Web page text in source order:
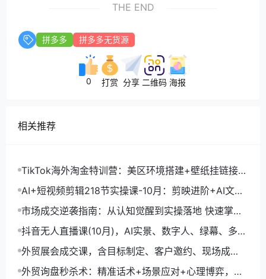
THE END
拼多多 拼多多无货源
0 打赏 分享 二维码 海报
相关推荐
TikTok海外淘金特训营：美区环境搭建+壁纸挂链接
+剪映数字人，月入1.5万
AI+短视频剪辑218节实操课-10月：剪映进阶+AI文案
生成+账号运营，月入2万
市场成交逆袭指南：从认知觉醒到实操落地 快速掌握
市场开拓与成交核心能力
抖音无人直播课(10月)，AI实景、数字人、绿幕、多种
玩法、24小时自动盈利
外贸展会成交课，含目标制定、客户邀约、现场成
交，系统化SOP提升参展ROI
外贸询盘秒杀术：精准话术+场景应对+心理博弈，单